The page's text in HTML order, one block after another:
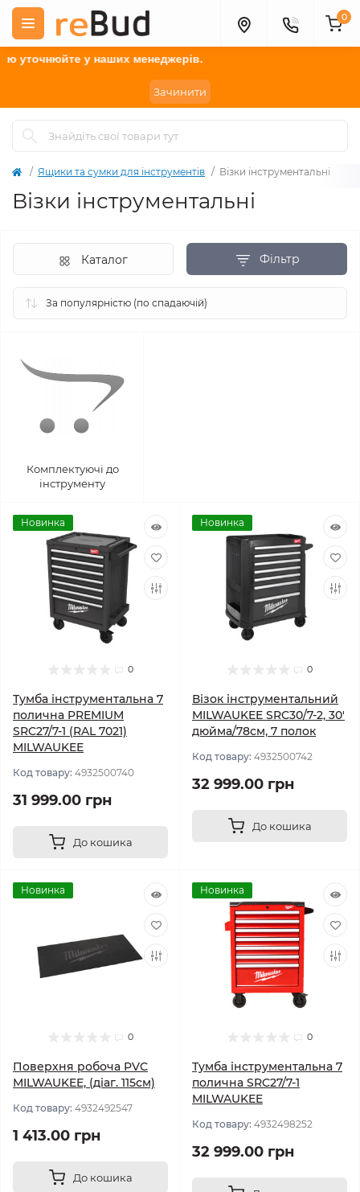
у наших менеджерів.
Зачинити
0
Ящики та сумки для інструментів Візки інструментальні
Візки інструментальні
Фільтр
Каталог
Комплектуючі до
інструменту
Новинка
0
Тумба інструментальна 7
полична PREMIUM
SRC27/7-1 (RAL 7021)
MILWAUKEE
Код товару: 4932500740
31 999.00 грн
До кошика
Новинка
0
Візок інструментальний
MILWAUKEE SRC30/7-2, 30'
дюйма/78см, 7 полок
Код товару: 4932500742
32 999.00 грн
До кошика
Новинка
0
Поверхня робоча PVC
MILWAUKEE, (діаг. 115см)
Код товару: 4932492547
1 413.00 грн
До кошика
Новинка
0
Тумба інструментальна 7
полична SRC27/7-1
MILWAUKEE
Код товару: 4932498252
32 999.00 грн